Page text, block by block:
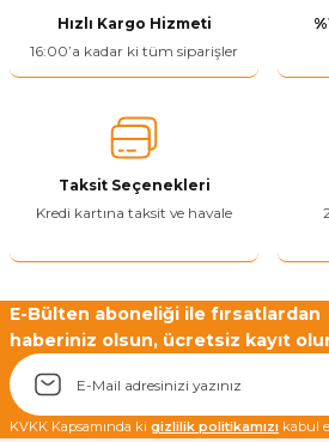
Ürün resmi kalitesiz, bozuk veya
Ürün bilgilerinde hatalar bulunuyor.
Ürün fiyatı diğer sitelerden daha pahalı.
Bu ürüne benzer farklı alternatifler olmalı.
Yetkiliye
Hızlı Kargo Hizmeti
16:00’a kadar ki tüm siparişler
Taksit Seçenekleri
Kredi kartına taksit ve havale
E-Bülten aboneliği ile fırsatlardan
haberiniz olsun, ücretsiz kayıt
KVKK Kapsamında ki gizlilik politikamızı kabul